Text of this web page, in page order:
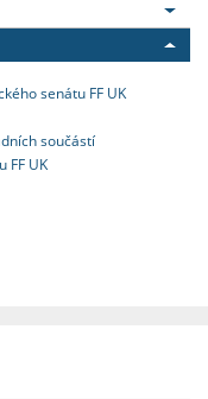
senátu FF UK
součástí
FF UK